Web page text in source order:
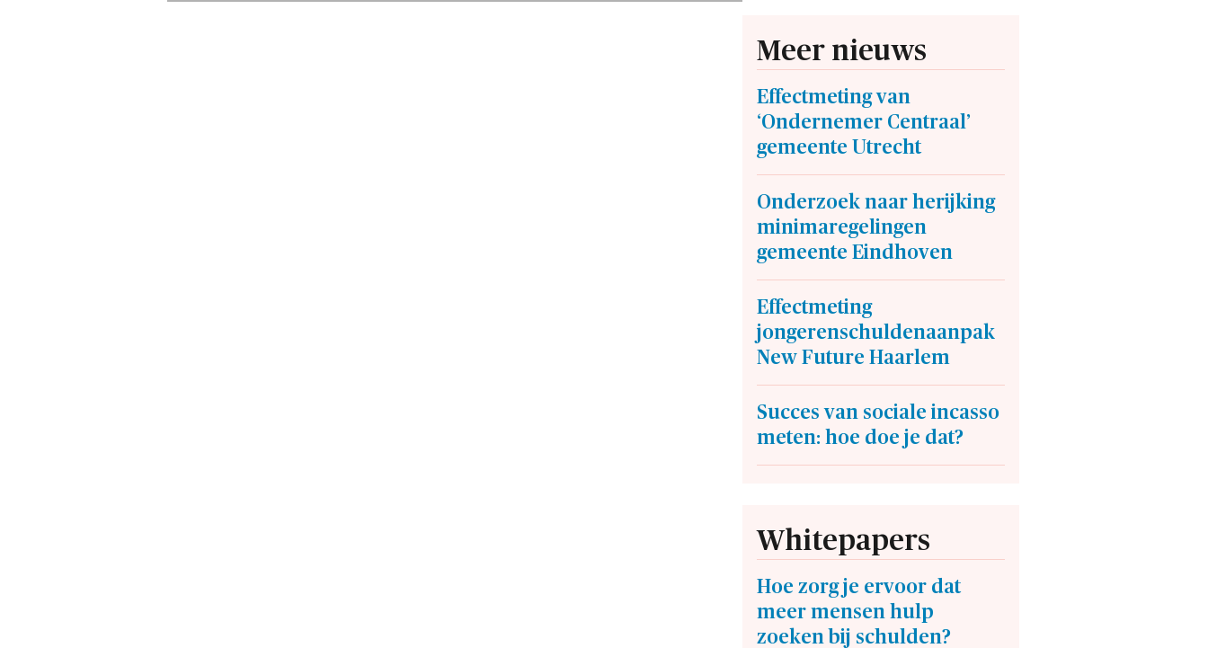
Meer nieuws
Effectmeting van
‘Ondernemer Centraal’
gemeente Utrecht
Onderzoek naar herijking
minimaregelingen
gemeente Eindhoven
Effectmeting
jongerenschuldenaanpak
New Future Haarlem
Succes van sociale incasso
meten: hoe doe je dat?
Whitepapers
Hoe zorg je ervoor dat
meer mensen hulp
zoeken bij schulden?